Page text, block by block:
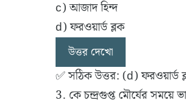
c) আজাদ হিন্দ
d) ফরওয়ার্ড ব্লক
উত্তর দেখো
✅ সঠিক উত্তর: (d) ফরওয়ার্ড
3. কে চন্দ্রগুপ্ত মৌর্যের